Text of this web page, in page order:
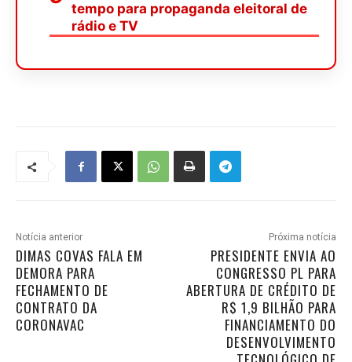
tempo para propaganda eleitoral de
rádio e TV
Notícia anterior
DIMAS COVAS FALA EM
DEMORA PARA
FECHAMENTO DE
CONTRATO DA
CORONAVAC
Próxima notícia
PRESIDENTE ENVIA AO
CONGRESSO PL PARA
ABERTURA DE CRÉDITO DE
R$ 1,9 BILHÃO PARA
FINANCIAMENTO DO
DESENVOLVIMENTO